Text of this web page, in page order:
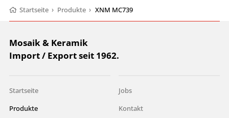
Startseite › Produkte › XNM MC739
Mosaik & Keramik
Import / Export seit 1962.
Startseite
Produkte
Jobs
Kontakt